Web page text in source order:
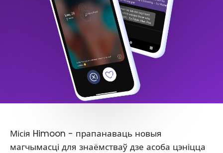
Місія Himoon - прапанаваць новыя
магчымасці для знаёмстваў дзе асоба цэніцца